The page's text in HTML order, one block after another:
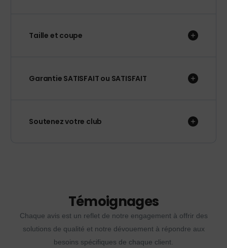
Taille et coupe
Garantie SATISFAIT ou SATISFAIT
Soutenez votre club
Témoignages
Chaque avis est un reflet de notre engagement à offrir des
solutions de qualité et notre dévouement à répondre aux
besoins spécifiques de chaque client.